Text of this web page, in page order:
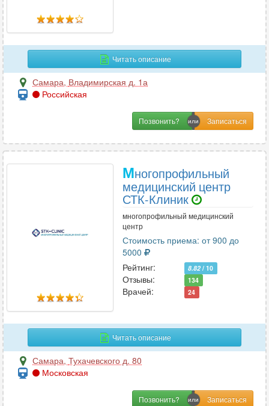
Читать описание
Самара, Владимирская д. 1а
Российская
Позвонить?
Многопрофильный
медицинский центр
СТК-Клиник
многопрофильный медицинский
центр
Стоимость приема: от 900 до
5000
Рейтинг:
8.82 / 10
Отзывы: 134
Врачей: 24
Читать описание
Самара, Тухачевского д. 80
Московская
Позвонить?